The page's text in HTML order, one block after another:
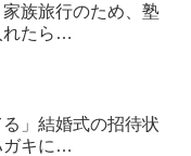
家族旅行のため、塾
れたら…
る」結婚式の招待状
ガキに…